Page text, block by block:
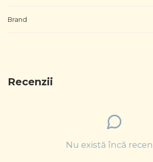
Brand
Recenzii
Nu există încă